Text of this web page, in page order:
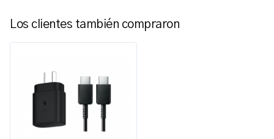
Los clientes también compraron